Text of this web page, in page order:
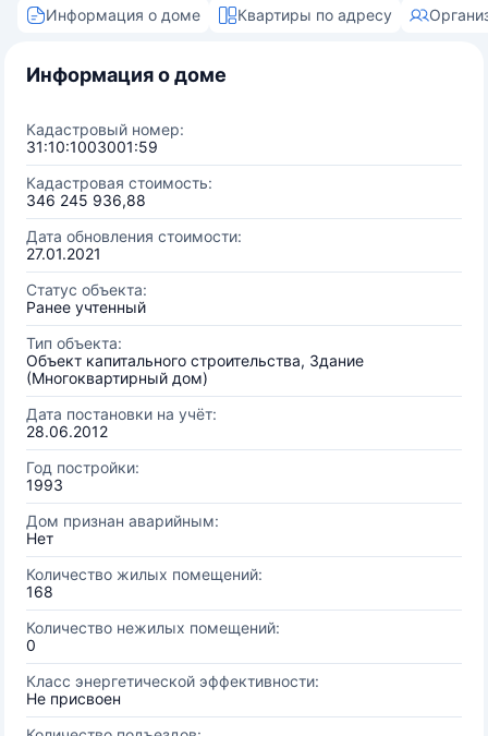
Информация о доме Квартиры по адресу
Информация о доме
Кадастровый номер:
31:10:1003001:59
Кадастровая стоимость:
346 245 936,88
Дата обновления стоимости:
27.01.2021
Статус объекта:
Ранее учтенный
Тип объекта:
Объект капитального строительства, Здание
(Многоквартирный дом)
Дата постановки на учёт:
28.06.2012
Год постройки:
1993
Дом признан аварийным:
Нет
Количество жилых помещений:
168
Количество нежилых помещений:
0
Класс энергетической эффективности:
Не присвоен